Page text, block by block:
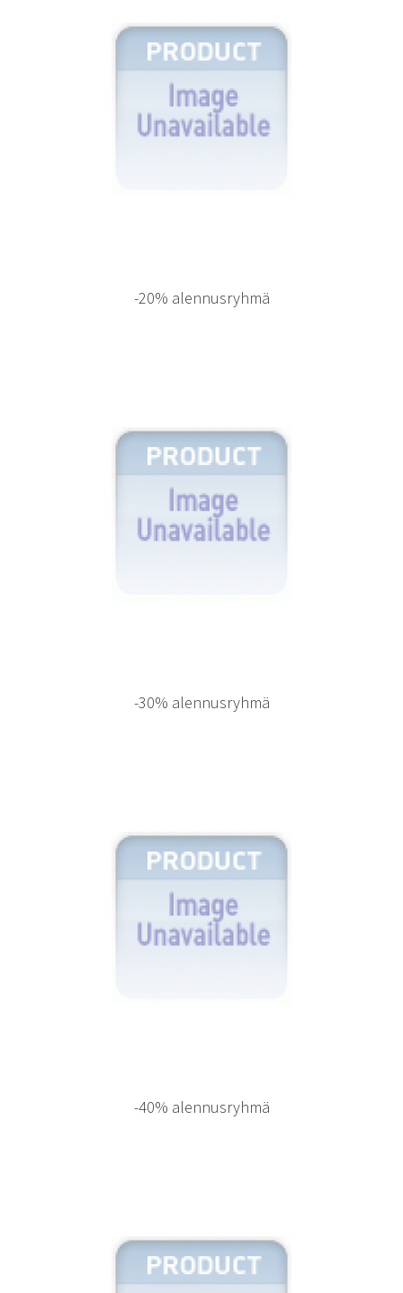
-20% alennusryhmä
-30% alennusryhmä
-40% alennusryhmä